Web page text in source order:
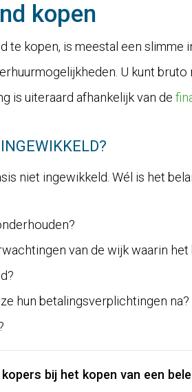
kopen
te kopen, is meestal een
U kunt
is uiteraard afhankelijk van de
niet ingewikkeld. Wél is het
van de wijk waarin
hun betalingsverplichtingen na?
bij het kopen van een